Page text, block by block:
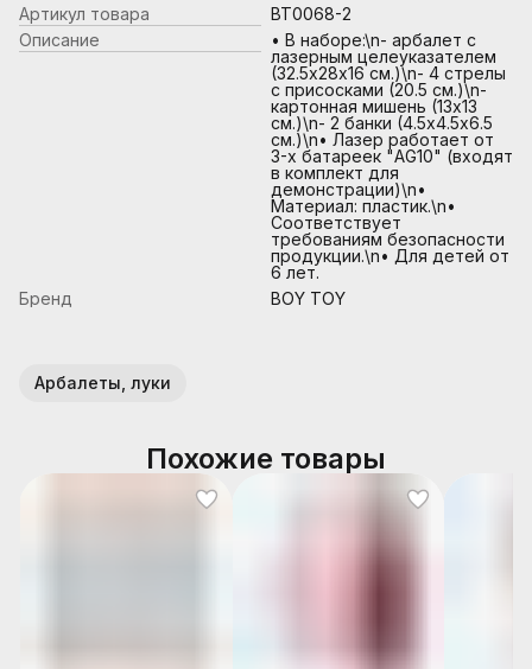
Артикул товара
BT0068-2
Описание
• В наборе:\n- арбалет с
лазерным целеуказателем
(32.5х28х16 см.)\n- 4 стрелы
с присосками (20.5 см.)\n-
картонная мишень (13х13
см.)\n- 2 банки (4.5х4.5х6.5
см.)\n• Лазер работает от
3-х батареек "AG10" (входят
в комплект для
демонстрации)\n•
Материал: пластик.\n•
Соответствует
требованиям безопасности
продукции.\n• Для детей от
6 лет.
Бренд
BOY TOY
Арбалеты, луки
Похожие товары